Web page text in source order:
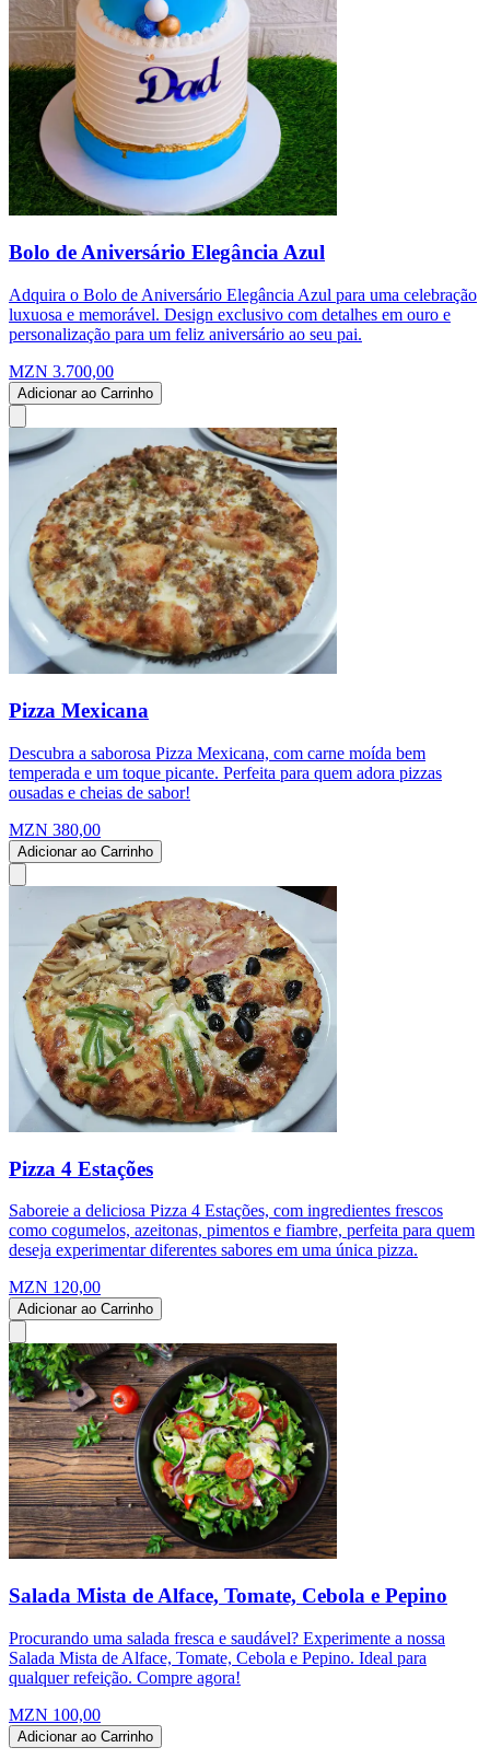
Bolo de Aniversário Elegância Azul
Adquira o Bolo de Aniversário Elegância Azul para uma celebração
luxuosa e memorável. Design exclusivo com detalhes em ouro e
personalização para um feliz aniversário ao seu pai.
MZN 3.700,00
Adicionar ao Carrinho
Pizza Mexicana
Descubra a saborosa Pizza Mexicana, com carne moída bem
temperada e um toque picante. Perfeita para quem adora pizzas
ousadas e cheias de sabor!
MZN 380,00
Adicionar ao Carrinho
Pizza 4 Estações
Saboreie a deliciosa Pizza 4 Estações, com ingredientes frescos
como cogumelos, azeitonas, pimentos e fiambre, perfeita para quem
deseja experimentar diferentes sabores em uma única pizza.
MZN 120,00
Adicionar ao Carrinho
Salada Mista de Alface, Tomate, Cebola e Pepino
Procurando uma salada fresca e saudável? Experimente a nossa
Salada Mista de Alface, Tomate, Cebola e Pepino. Ideal para
qualquer refeição. Compre agora!
MZN 100,00
Adicionar ao Carrinho